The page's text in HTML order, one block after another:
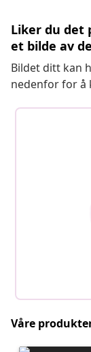
Liker du det
et bilde av
Bildet ditt kan
nedenfor for å
Våre